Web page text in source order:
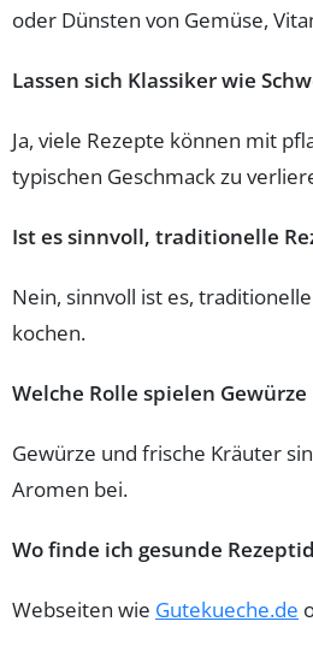
oder Dünsten von Gemüse,
Lassen sich Klassiker wie
Ja, viele Rezepte können mit
typischen Geschmack zu
Ist es sinnvoll, traditionelle
Nein, sinnvoll ist es,
kochen.
Welche Rolle spielen
Gewürze und frische Kräuter
Aromen bei.
Wo finde ich gesunde
Webseiten wie Gutekueche.de